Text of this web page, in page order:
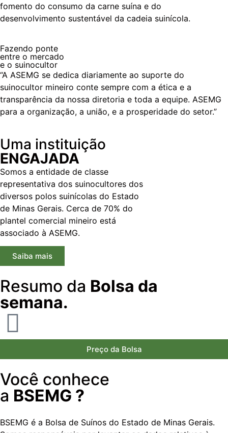
fomento do consumo da carne suína e do
desenvolvimento sustentável da cadeia suinícola.
Fazendo ponte
entre o mercado
e o suinocultor
“A ASEMG se dedica diariamente ao suporte do
suinocultor mineiro conte sempre com a ética e a
transparência da nossa diretoria e toda a equipe. ASEMG
para a organização, a união, e a prosperidade do setor.”
Uma instituição
ENGAJADA
Somos a entidade de classe
representativa dos suinocultores dos
diversos polos suinícolas do Estado
de Minas Gerais. Cerca de 70% do
plantel comercial mineiro está
associado à ASEMG.
Saiba mais
Resumo da Bolsa da
semana.
Preço da Bolsa
Você conhece
a BSEMG ?
BSEMG é a Bolsa de Suínos do Estado de Minas Gerais.